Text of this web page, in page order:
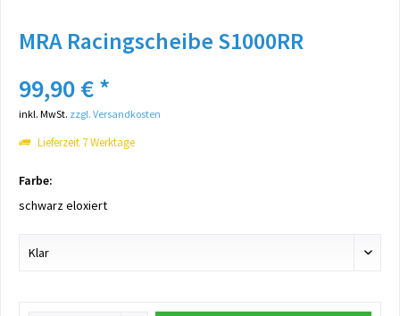
MRA Racingscheibe S1000RR
99,90 € *
inkl. MwSt. zzgl. Versandkosten
Lieferzeit 7 Werktage
Farbe:
schwarz eloxiert